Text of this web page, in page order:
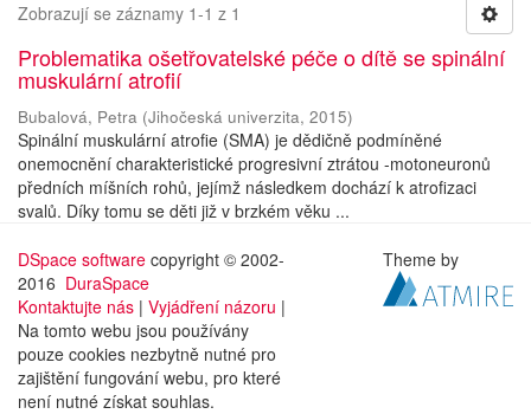
Zobrazují se záznamy 1-1 z 1
Problematika ošetřovatelské péče o dítě se spinální
muskulární atrofií
Bubalová, Petra (Jihočeská univerzita, 2015)
Spinální muskulární atrofie (SMA) je dědičně podmíněné
onemocnění charakteristické progresivní ztrátou -motoneuronů
předních míšních rohů, jejímž následkem dochází k atrofizaci
svalů. Díky tomu se děti již v brzkém věku ...
DSpace software copyright © 2002-
2016 DuraSpace
Kontaktujte nás | Vyjádření názoru |
Na tomto webu jsou používány
pouze cookies nezbytně nutné pro
zajištění fungování webu, pro které
není nutné získat souhlas.
Theme by